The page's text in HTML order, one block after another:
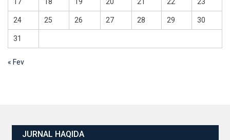
24 25 26 27 28 29 30
31
« Fev
JURNAL HAQIDA